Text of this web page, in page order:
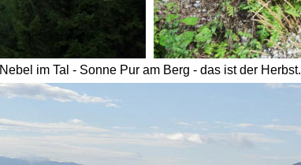
Nebel im Tal - Sonne Pur am Berg - das ist der Herbst.